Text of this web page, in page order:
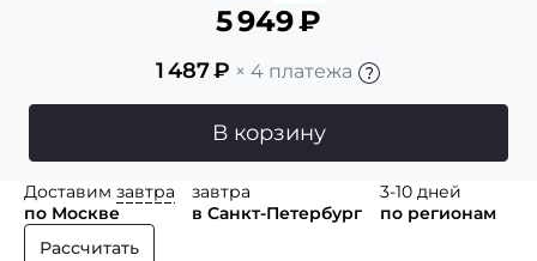
5 949₽
1 487₽ × 4 платежа
В корзину
Доставим завтра
по Москве
завтра
в Санкт-Петербург
3-10 дней
по регионам
Рассчитать